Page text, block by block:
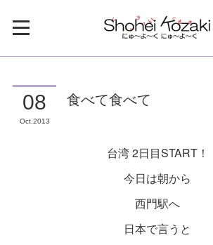
08
Oct 2013
食べて食べて
台湾 2日目START！
今日は朝から
西門駅へ
日本で言うと